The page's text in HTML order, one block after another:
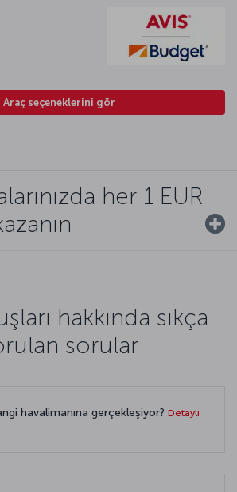
Araç seçeneklerini gör
her 1 EUR
hakkında sıkça
sorular
havalimanına gerçekleşiyor? Detaylı